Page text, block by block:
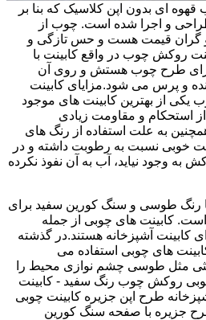
ای بدون اپن کلاسیک که بنا بر
و اجرا شده است. چوب از
گران قیمت هست و حس تازگی و
روکش چوب در واقع کابینت با
طرح چوب هستش و روی آن
و پرس می شود.مزایای کابینت
از بهترین کابینت های موجود
از استحکام و مقاومت زیادی
به علت استفاده از رنگ های
خوبی نسبت به رطوبت داشته و در
وجود نیاید، آب به آن نفوذ نکرده
رنگ طوسی و سنگ کورین سفید برای
کابینت های چوبی از جمله
کابینت آشپزخانه هستند.در گذشته
های چوبی استفاده می
مثل طوسی چشم نوازی محیط را
روکش چوب رنگ سفید - کابینت
طرح اپن جزیره کابینت چوبی
جزیره با صفحه سنگ کورین